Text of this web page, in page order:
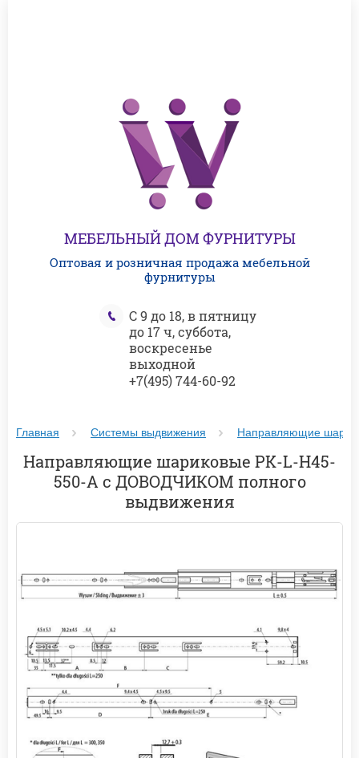
МЕБЕЛЬНЫЙ ДОМ ФУРНИТУРЫ
Оптовая и розничная продажа мебельной
фурнитуры
С 9 до 18, в пятницу
до 17 ч, суббота,
воскресенье
выходной
+7(495) 744-60-92
Главная Системы выдвижения Направляющие
Направляющие шариковые PK-L-H45-
550-А с ДОВОДЧИКОМ полного
выдвижения